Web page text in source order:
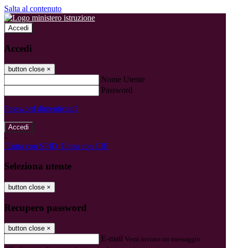
Salta al contenuto
Accedi
Accedi
button close ×
Nome Utente
Password
Password dimenticata?
-
Entra con SPID Entra con CIE
Seleziona utente
button close ×
Recupero password
button close ×
E-mail Verrà inviato un messaggio